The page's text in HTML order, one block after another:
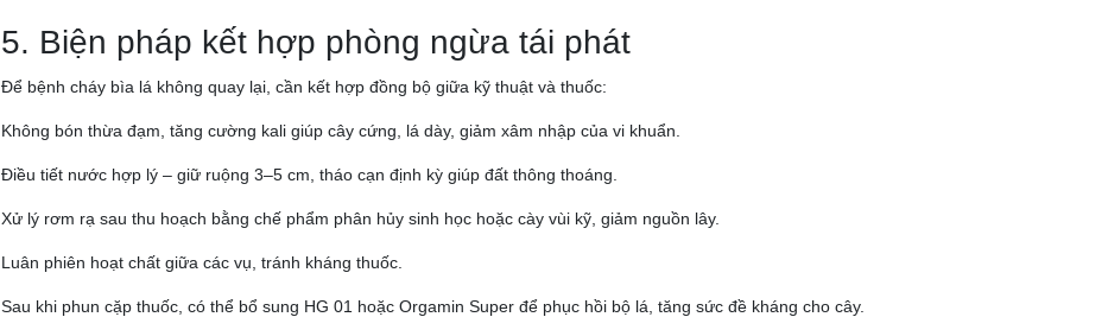
5. Biện pháp kết hợp phòng ngừa tái phát
Để bệnh cháy bìa lá không quay lại, cần kết hợp đồng bộ giữa kỹ thuật và thuốc:
Không bón thừa đạm, tăng cường kali giúp cây cứng, lá dày, giảm xâm nhập của vi khuẩn.
Điều tiết nước hợp lý – giữ ruộng 3–5 cm, tháo cạn định kỳ giúp đất thông thoáng.
Xử lý rơm rạ sau thu hoạch bằng chế phẩm phân hủy sinh học hoặc cày vùi kỹ, giảm nguồn lây.
Luân phiên hoạt chất giữa các vụ, tránh kháng thuốc.
Sau khi phun cặp thuốc, có thể bổ sung HG 01 hoặc Orgamin Super để phục hồi bộ lá, tăng sức đề kháng cho cây.